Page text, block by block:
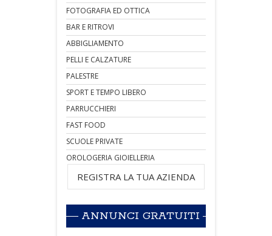
FOTOGRAFIA ED OTTICA
BAR E RITROVI
ABBIGLIAMENTO
PELLI E CALZATURE
PALESTRE
SPORT E TEMPO LIBERO
PARRUCCHIERI
FAST FOOD
SCUOLE PRIVATE
OROLOGERIA GIOIELLERIA
REGISTRA LA TUA AZIENDA
ANNUNCI GRATUITI